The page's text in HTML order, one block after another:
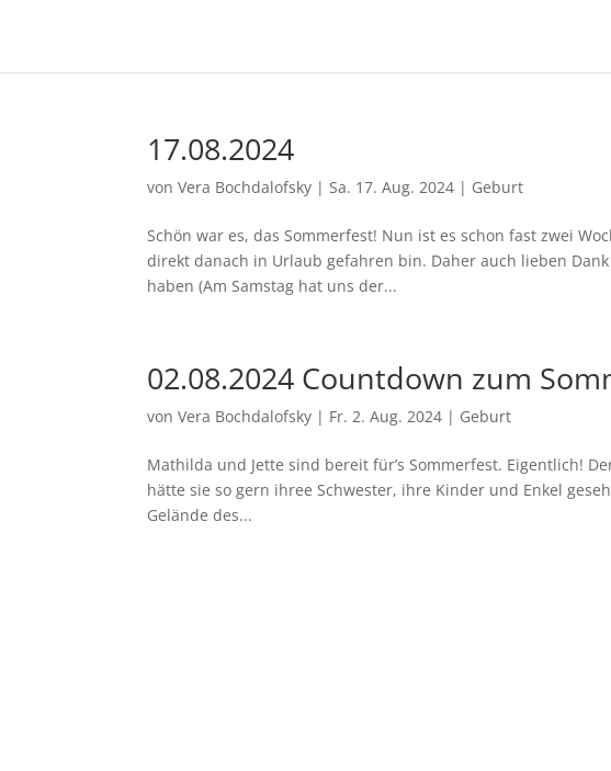
17.08.2024
vonVera Bochdalofsky |Sa. 17. Aug. 2024 | Geburt
Schön war es, das Sommerfest! Nun ist es schon fast zwei
direkt danach in Urlaub gefahren bin. Daher auch lieben
haben (Am Samstag hat uns der...
02.08.2024 Countdown zum
vonVera Bochdalofsky | Fr. 2. Aug. 2024 | Geburt
Mathilda und Jette sind bereit für’s Sommerfest. Eigentlich!
hätte sie so gern ihree Schwester, ihre Kinder und Enkel
Gelände des...